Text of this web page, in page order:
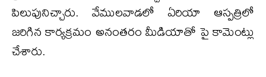
పిలుపునిచ్చారు. వేములవాడలో ఏరియా ఆస్పత్రిలో
జరిగిన కార్యక్రమం అనంతరం మీడియాతో పై కామెంట్లు
చేశారు.